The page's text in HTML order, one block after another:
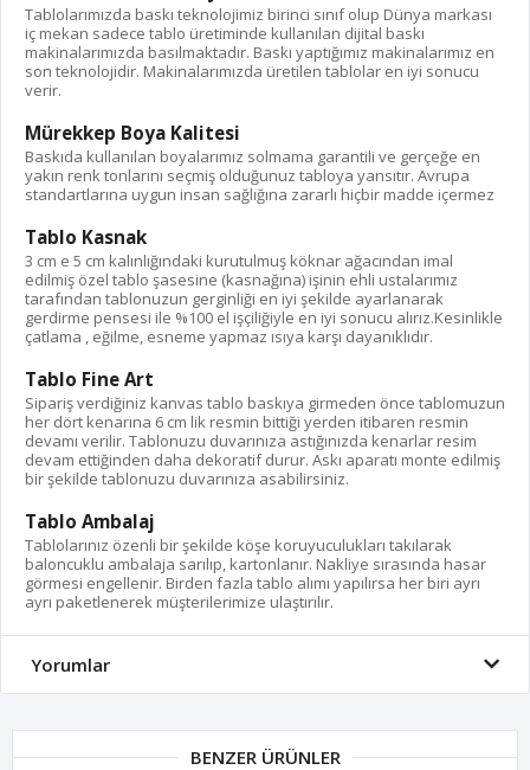
Tablolarımızda baskı teknolojimiz birinci sınıf olup Dünya markası
iç mekan sadece tablo üretiminde kullanılan dijital baskı
makinalarımızda basılmaktadır. Baskı yaptığımız makinalarımız en
son teknolojidir. Makinalarımızda üretilen tablolar en iyi sonucu
verir.
Mürekkep Boya Kalitesi
Baskıda kullanılan boyalarımız solmama garantili ve gerçeğe en
yakın renk tonlarını seçmiş olduğunuz tabloya yansıtır. Avrupa
standartlarına uygun insan sağlığına zararlı hiçbir madde içermez
Tablo Kasnak
3 cm e 5 cm kalınlığındaki kurutulmuş köknar ağacından imal
edilmiş özel tablo şasesine (kasnağına) işinin ehli ustalarımız
tarafından tablonuzun gerginliği en iyi şekilde ayarlanarak
gerdirme pensesi ile %100 el işçiliğiyle en iyi sonucu alırız.Kesinlikle
çatlama , eğilme, esneme yapmaz ısıya karşı dayanıklıdır.
Tablo Fine Art
Sipariş verdiğiniz kanvas tablo baskıya girmeden önce tablomuzun
her dört kenarına 6 cm lik resmin bittiği yerden itibaren resmin
devamı verilir. Tablonuzu duvarınıza astığınızda kenarlar resim
devam ettiğinden daha dekoratif durur. Askı aparatı monte edilmiş
bir şekilde tablonuzu duvarınıza asabilirsiniz.
Tablo Ambalaj
Tablolarınız özenli bir şekilde köşe koruyuculukları takılarak
baloncuklu ambalaja sarılıp, kartonlanır. Nakliye sırasında hasar
görmesi engellenir. Birden fazla tablo alımı yapılırsa her biri ayrı
ayrı paketlenerek müşterilerimize ulaştırılır.
Yorumlar
BENZER ÜRÜNLER